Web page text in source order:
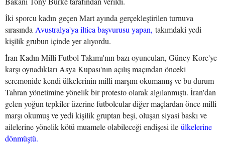
İki sporcu kadın geçen Mart ayında gerçekleştirilen turnuva
sırasında Avustralya'ya iltica başvurusu yapan, takımdaki yedi
kişilik grubun içinde yer alıyordu.
İran Kadın Milli Futbol Takımı'nın bazı oyuncuları, Güney Kore'ye
karşı oynadıkları Asya Kupası'nın açılış maçından önceki
seremonide kendi ülkelerinin milli marşını okumamış ve bu durum
Tahran yönetimine yönelik bir protesto olarak algılanmıştı. İran'dan
gelen yoğun tepkiler üzerine futbolcular diğer maçlardan önce milli
marşı okumuş ve yedi kişilik gruptan beşi, oluşan siyasi baskı ve
ailelerine yönelik kötü muamele olabileceği endişesi ile ülkelerine
dönmüştü.